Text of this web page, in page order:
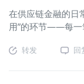
到供应商操作的当
可知、立刻可改，
级，聚焦高价值工
限，覆盖企业融资
技术快速抓取合同
垂直大模型完成专
引擎开展合规校验
在供应链金融的日
用”的环节——每一
入池资产的中登核
转发 回